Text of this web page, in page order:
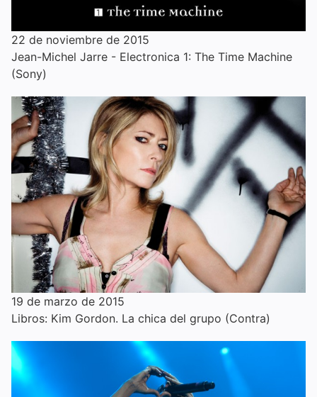
22 de noviembre de 2015
Jean-Michel Jarre - Electronica 1: The Time Machine
(Sony)
19 de marzo de 2015
Libros: Kim Gordon. La chica del grupo (Contra)